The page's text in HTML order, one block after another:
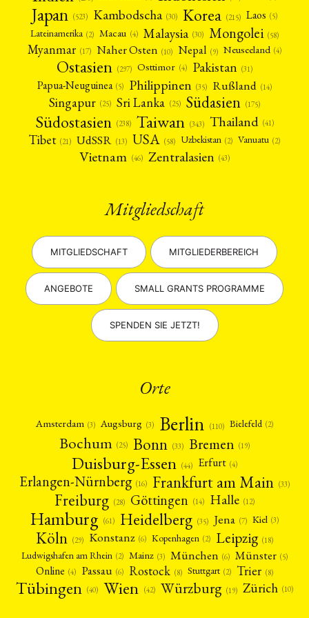
Japan (523) Kambodscha (30) Korea (215) Laos (5)
Lateinamerika (2) Macau (4) Malaysia (30) Mongolei (58)
Myanmar (17) Naher Osten (10) Nepal (9) Neuseeland (4)
Ostasien (297) Osttimor (4) Pakistan (31)
Papua-Neuguinea (5) Philippinen (35) Rußland (14)
Singapur (25) Sri Lanka (25) Südasien (175)
Südostasien (238) Taiwan (343) Thailand (41)
Tibet (21) UdSSR (13) USA (58) Uzbekistan (2) Vanuatu (2)
Vietnam (46) Zentralasien (43)
Mitgliedschaft
MITGLIEDSCHAFT MITGLIEDERBEREICH
ANGEBOTE SMALL GRANTS PROGRAMME
SPENDEN SIE JETZT!
Orte
Amsterdam (3) Augsburg (3) Berlin (110) Bielefeld (2)
Bochum (25) Bonn (33) Bremen (19)
Duisburg-Essen (44) Erfurt (4)
Erlangen-Nürnberg (16) Frankfurt am Main (33)
Freiburg (28) Göttingen (14) Halle (12)
Hamburg (61) Heidelberg (35) Jena (7) Kiel (3)
Köln (29) Konstanz (6) Kopenhagen (2) Leipzig (18)
Ludwigshafen am Rhein (2) Mainz (3) München (6) Münster (5)
Online (4) Passau (6) Rostock (8) Stuttgart (2) Trier (8)
Tübingen (40) Wien (42) Würzburg (19) Zürich (10)